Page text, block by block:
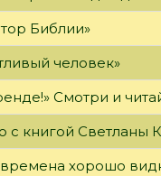
Библии»
человек»
Смотри и
с книгой Светланы
хорошо